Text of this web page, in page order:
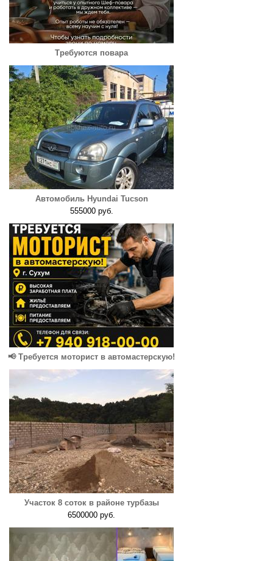
Требуются повара
Автомобиль Hyundai Tucson
555000 руб.
📢 Требуется моторист в автомастерскую!
Участок 8 соток в районе турбазы
6500000 руб.